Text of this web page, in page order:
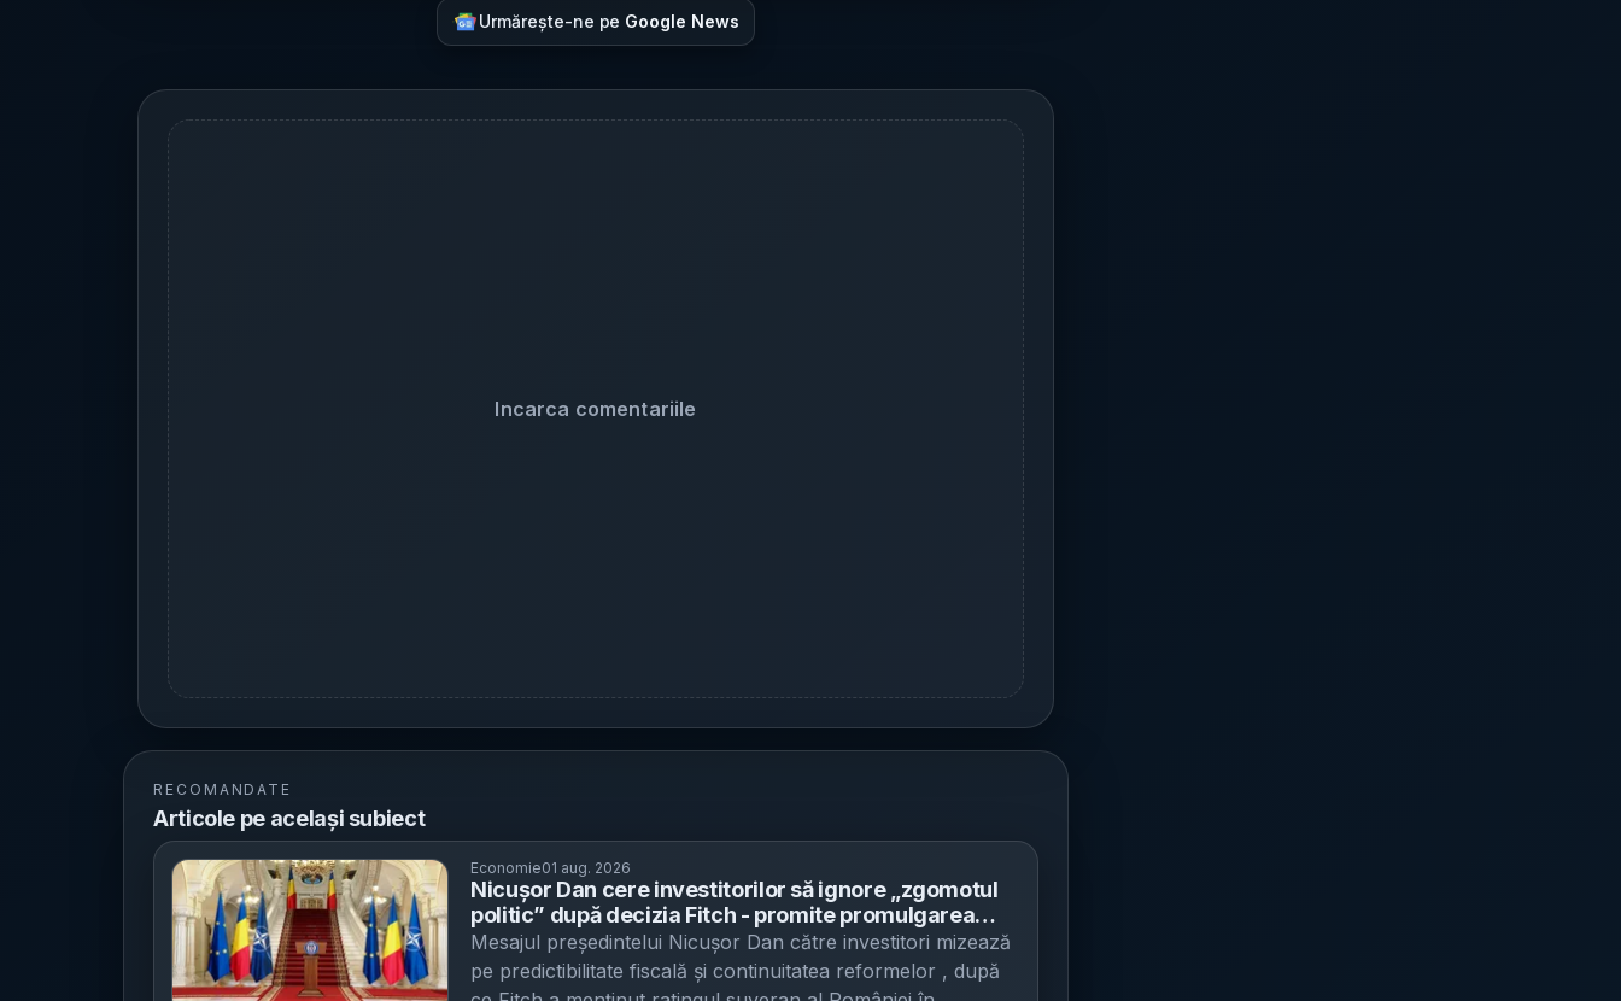
Urmărește-ne pe Google News
Incarca comentariile
RECOMANDATE
Articole pe același subiect
Economie01 aug. 2026
Nicușor Dan cere investitorilor să ignore „zgomotul
politic” după decizia Fitch - promite promulgarea
legilor PNRR și un acord politic pentru bugetul pe
2027
Mesajul președintelui Nicușor Dan către investitori mizează
pe predictibilitate fiscală și continuitatea reformelor , după